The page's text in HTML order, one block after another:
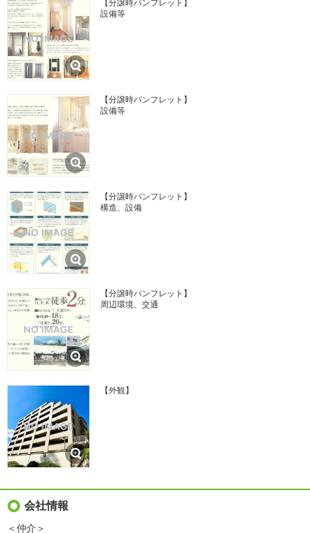
【分譲時パンフレット】
設備等
【分譲時パンフレット】
設備等
【分譲時パンフレット】
構造、設備
【分譲時パンフレット】
周辺環境、交通
【外観】
会社情報
＜仲介＞